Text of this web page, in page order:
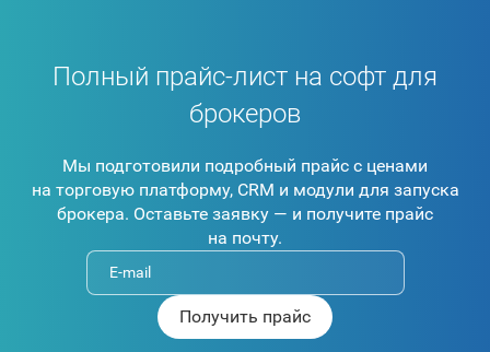
Полный прайс-лист на софт для
брокеров
Мы подготовили подробный прайс с ценами
на торговую платформу, CRM и модули для запуска
брокера. Оставьте заявку — и получите прайс
на почту.